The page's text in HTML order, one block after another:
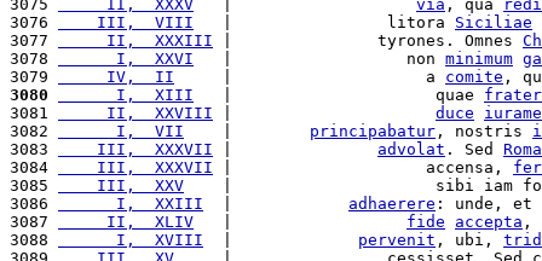
3075
     II,  XXXV
via , qua
3076
    III,  VIII
   |                litora
Siciliae
3077
     II,  XXXIII
|               tyrones. Omnes
3078
      I,  XXVI
   |                  non
minimum
3079
     IV,  II
     |                    a
comite ,
3080
      I,  XIII
   |                     quae
frater
3081
     II,  XXVIII
duce
3082
      I,  VII
principabatur , nostris
3083
    III,  XXXVII
advolat . Sed
3084
    III,  XXXVII
|                    accensa,
3085
    III,  XXV
|                     sibi iam
3086
      I,  XXIII
adhaerere : unde, et
3087
     II,  XLIV
fide accepta ,
3088
      I,  XVIII
pervenit , ubi,